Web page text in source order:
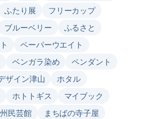
ふたり展
フリーカップ
ブルーベリー
ふるさと
ペーパーウエイト
ベンガラ染め
ペンダント
ザイン津山
ホタル
ホトトギス
マイブック
民芸館
まちばの寺子屋